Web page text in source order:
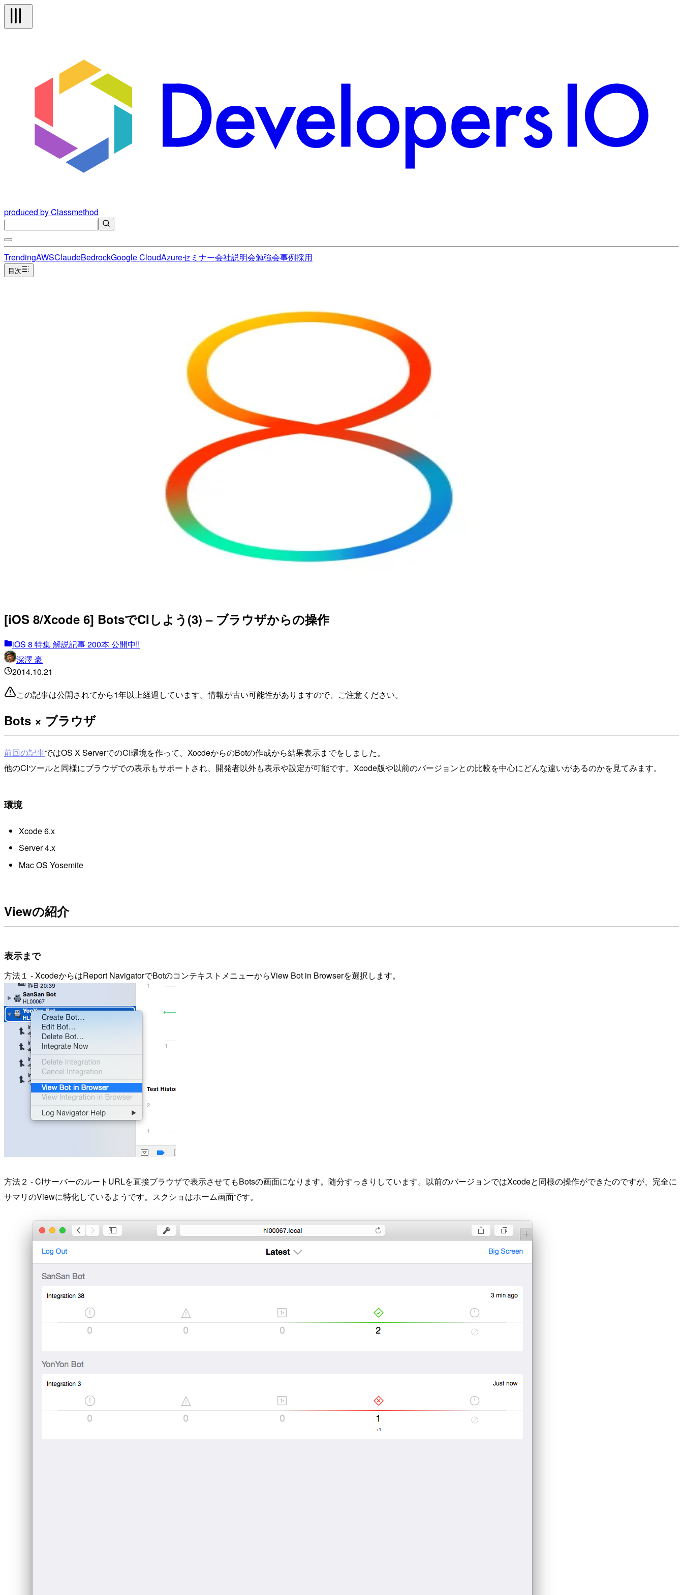
produced by Classmethod
TrendingAWSClaudeBedrockGoogle CloudAzureセミナー会社説明会勉強会事例採用
目次
[iOS 8/Xcode 6] BotsでCIしよう(3) – ブラウザからの操作
iOS 8 特集 解説記事 200本 公開中!!
深澤 豪
2014.10.21
この記事は公開されてから1年以上経過しています。情報が古い可能性がありますので、ご注意ください。
Bots × ブラウザ
前回の記事ではOS X ServerでのCI環境を作って、XocdeからのBotの作成から結果表示までをしました。
他のCIツールと同様にブラウザでの表示もサポートされ、開発者以外も表示や設定が可能です。Xcode版や以前のバージョンとの比較を中心にどんな違いがあるのかを見てみます。
環境
Xcode 6.x
Server 4.x
Mac OS Yosemite
Viewの紹介
表示まで
方法１ - XcodeからはReport NavigatorでBotのコンテキストメニューからView Bot in Browserを選択します。
方法２ - CIサーバーのルートURLを直接ブラウザで表示させてもBotsの画面になります。随分すっきりしています。以前のバージョンではXcodeと同様の操作ができたのですが、完全に
サマリのViewに特化しているようです。スクショはホーム画面です。